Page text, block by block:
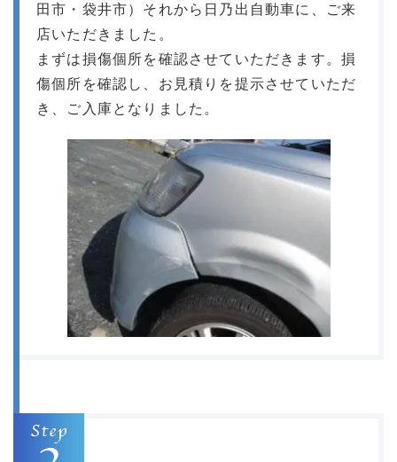
田市・袋井市）それから日乃出自動車に、ご来
店いただきました。
まずは損傷個所を確認させていただきます。損
傷個所を確認し、お見積りを提示させていただ
き、ご入庫となりました。